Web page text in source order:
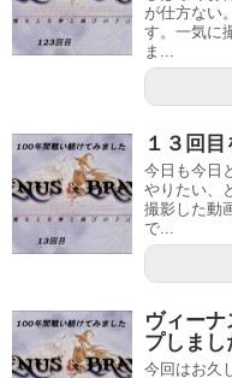
が仕方ない
す。一気に
ま...
１３回
今日も今日
やりたい、
撮影した動
で...
ヴィー
プしまし
今回はお久